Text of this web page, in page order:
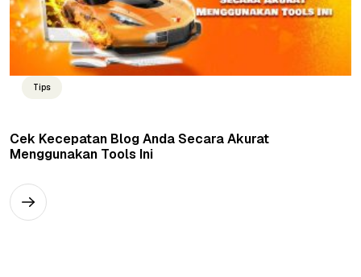
Tips
Cek Kecepatan Blog Anda Secara Akurat
Menggunakan Tools Ini